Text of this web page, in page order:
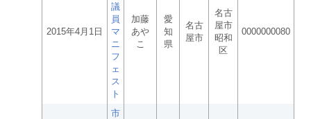
2015年4月1日
議
員
マ
ニ
フ
ェ
ス
ト
加藤
あや
こ
愛
知
県
名古
屋市
名古
屋市
昭和
区
0000000080
市